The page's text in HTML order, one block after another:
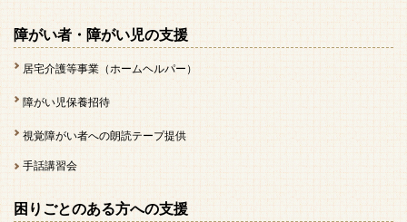
障がい者・障がい児の支援
居宅介護等事業（ホームヘルパー）
障がい児保養招待
視覚障がい者への朗読テープ提供
手話講習会
困りごとのある方への支援